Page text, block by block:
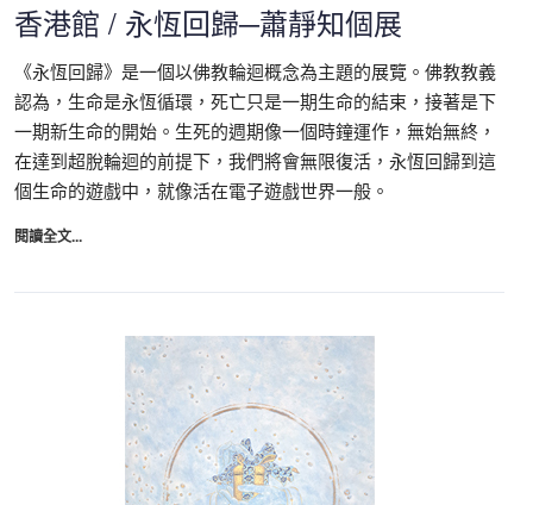
香港館 / 永恆回歸─蕭靜知個展
《永恆回歸》是一個以佛教輪迴概念為主題的展覽。佛教教義
認為，生命是永恆循環，死亡只是一期生命的結束，接著是下
一期新生命的開始。生死的週期像一個時鐘運作，無始無終，
在達到超脫輪迴的前提下，我們將會無限復活，永恆回歸到這
個生命的遊戲中，就像活在電子遊戲世界一般。
閱讀全文...